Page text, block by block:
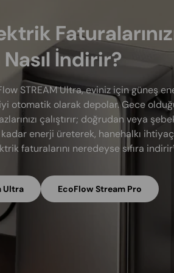
Nasıl İndirir?
STREAM Ultra, eviniz için güneş
otomatik olarak depolar. Gece
çalıştırır; doğrudan veya
enerji üreterek, hanehalkı
faturalarını neredeyse sıfıra
Ultra EcoFlow Stream Pro